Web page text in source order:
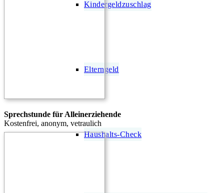
Kindergeldzuschlag
Elterngeld
Haushalts-Check
Sprechstunde für Alleinerziehende
Kostenfrei, anonym, vetraulich